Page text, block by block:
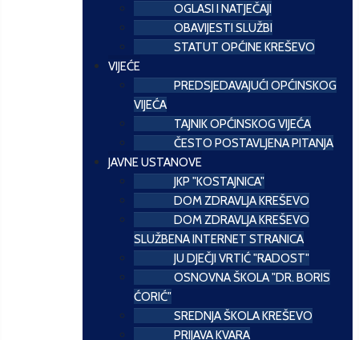
OGLASI I NATJEČAJI
OBAVIJESTI SLUŽBI
STATUT OPĆINE KREŠEVO
VIJEĆE
PREDSJEDAVAJUĆI OPĆINSKOG
VIJEĆA
TAJNIK OPĆINSKOG VIJEĆA
ČESTO POSTAVLJENA PITANJA
JAVNE USTANOVE
JKP "KOSTAJNICA"
DOM ZDRAVLJA KREŠEVO
DOM ZDRAVLJA KREŠEVO
SLUŽBENA INTERNET STRANICA
JU DJEČJI VRTIĆ "RADOST"
OSNOVNA ŠKOLA "DR. BORIS
ĆORIĆ"
SREDNJA ŠKOLA KREŠEVO
PRIJAVA KVARA